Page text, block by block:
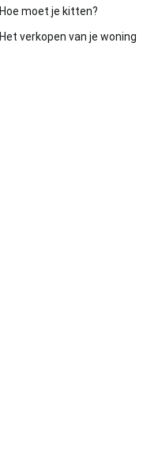
Hoe moet je kitten?
Het verkopen van je woning